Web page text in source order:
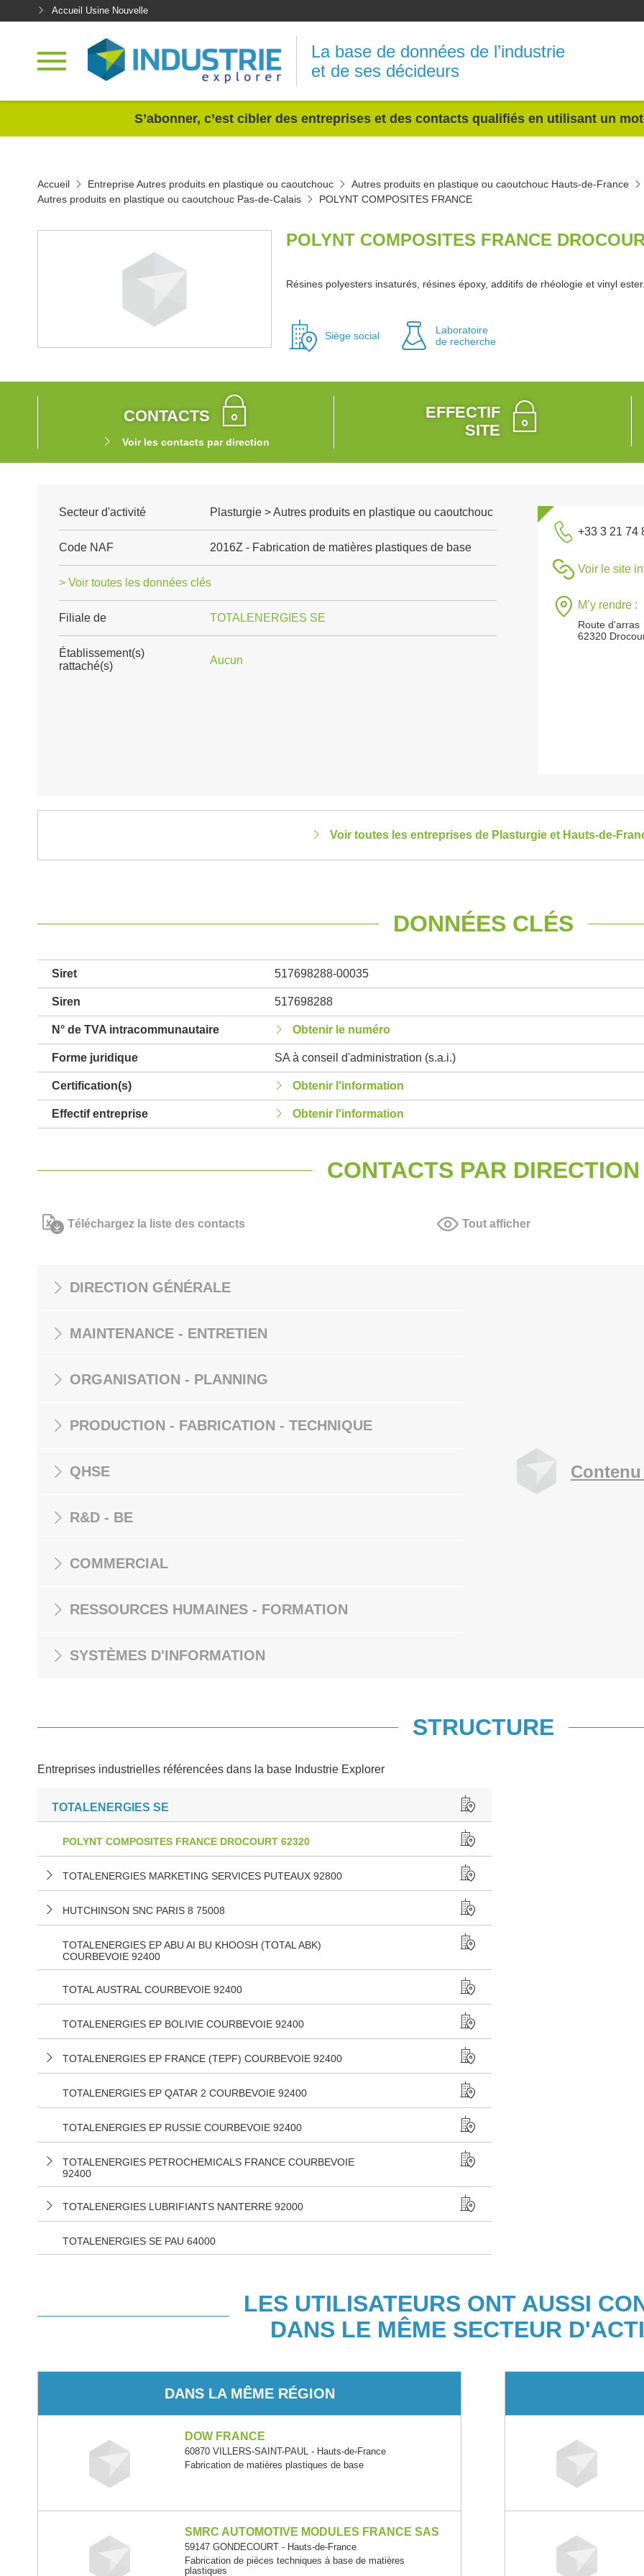
Accueil Usine Nouvelle
La base de données de l’industrie
et de ses décideurs
S’abonner, c’est cibler des entreprises et des contacts qualifiés en utilisant un
Accueil Entreprise Autres produits en plastique ou caoutchouc
Autres produits en plastique ou caoutchouc Hauts-de-France
Autres produits en plastique ou caoutchouc Pas-de-Calais
POLYNT COMPOSITES FRANCE
POLYNT COMPOSITES FRANCE
Résines polyesters insaturés, résines époxy, additifs de rhéologie et vinyl
Siège social
Laboratoire
de recherche
CONTACTS
Voir les contacts par direction
EFFECTIF
SITE
Secteur d'activité Plasturgie > Autres produits en plastique ou caoutchouc
Code NAF 2016Z - Fabrication de matières plastiques de base
> Voir toutes les données clés
Filiale de TOTALENERGIES SE
Établissement(s)
rattaché(s)
Aucun
+33 3 21 74
Voir le site
M’y rendre :
Route d'arras
62320
Voir toutes les entreprises de Plasturgie et Hauts-de-
DONNÉES CLÉS
Siret 517698288-00035
Siren 517698288
N° de TVA intracommunautaire Obtenir le numéro
Forme juridique SA à conseil d'administration (s.a.i.)
Certification(s) Obtenir l'information
Effectif entreprise Obtenir l'information
CONTACTS PAR DIRECTION
Téléchargez la liste des contacts Tout afficher
DIRECTION GÉNÉRALE
MAINTENANCE - ENTRETIEN
ORGANISATION - PLANNING
PRODUCTION - FABRICATION - TECHNIQUE
QHSE
R&D - BE
COMMERCIAL
RESSOURCES HUMAINES - FORMATION
SYSTÈMES D'INFORMATION
STRUCTURE
Entreprises industrielles référencées dans la base Industrie Explorer
TOTALENERGIES SE
POLYNT COMPOSITES FRANCE DROCOURT 62320
TOTALENERGIES MARKETING SERVICES PUTEAUX 92800
HUTCHINSON SNC PARIS 8 75008
TOTALENERGIES EP ABU AI BU KHOOSH (TOTAL ABK)
COURBEVOIE 92400
TOTAL AUSTRAL COURBEVOIE 92400
TOTALENERGIES EP BOLIVIE COURBEVOIE 92400
TOTALENERGIES EP FRANCE (TEPF) COURBEVOIE 92400
TOTALENERGIES EP QATAR 2 COURBEVOIE 92400
TOTALENERGIES EP RUSSIE COURBEVOIE 92400
TOTALENERGIES PETROCHEMICALS FRANCE COURBEVOIE
92400
TOTALENERGIES LUBRIFIANTS NANTERRE 92000
TOTALENERGIES SE PAU 64000
LES UTILISATEURS ONT AUSSI
DANS LE MÊME SECTEUR
DANS LA MÊME RÉGION
DOW FRANCE
60870 VILLERS-SAINT-PAUL - Hauts-de-France
Fabrication de matières plastiques de base
SMRC AUTOMOTIVE MODULES FRANCE SAS
59147 GONDECOURT - Hauts-de-France
Fabrication de pièces techniques à base de matières
plastiques